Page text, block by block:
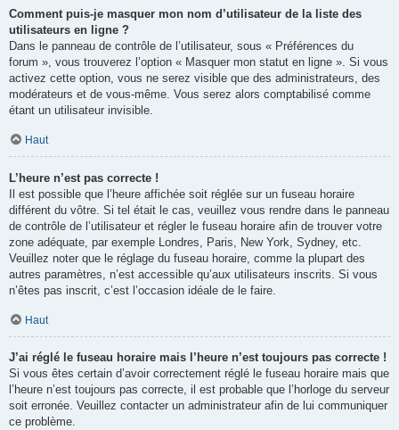
Comment puis-je masquer mon nom d’utilisateur de la liste des
utilisateurs en ligne ?
Dans le panneau de contrôle de l’utilisateur, sous « Préférences du
forum », vous trouverez l’option « Masquer mon statut en ligne ». Si vous
activez cette option, vous ne serez visible que des administrateurs, des
modérateurs et de vous-même. Vous serez alors comptabilisé comme
étant un utilisateur invisible.
Haut
L’heure n’est pas correcte !
Il est possible que l’heure affichée soit réglée sur un fuseau horaire
différent du vôtre. Si tel était le cas, veuillez vous rendre dans le panneau
de contrôle de l’utilisateur et régler le fuseau horaire afin de trouver votre
zone adéquate, par exemple Londres, Paris, New York, Sydney, etc.
Veuillez noter que le réglage du fuseau horaire, comme la plupart des
autres paramètres, n’est accessible qu’aux utilisateurs inscrits. Si vous
n’êtes pas inscrit, c’est l’occasion idéale de le faire.
Haut
J’ai réglé le fuseau horaire mais l’heure n’est toujours pas correcte !
Si vous êtes certain d’avoir correctement réglé le fuseau horaire mais que
l’heure n’est toujours pas correcte, il est probable que l’horloge du serveur
soit erronée. Veuillez contacter un administrateur afin de lui communiquer
ce problème.